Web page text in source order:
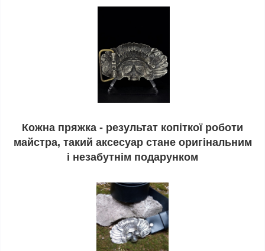
Кожна пряжка - результат копіткої роботи
майстра, такий аксесуар стане оригінальним
і незабутнім подарунком